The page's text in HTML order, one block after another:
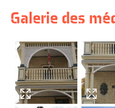
Galerie des
MB"